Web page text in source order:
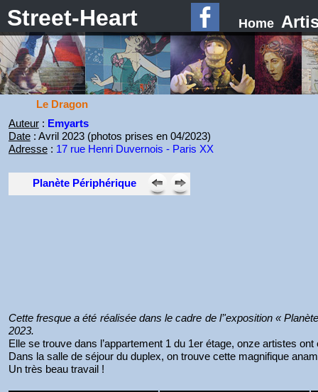
Street-Heart Home
Le Dragon
Auteur: Emyarts
Date: Avril 2023 (photos prises en 04/2023)
Adresse: 17 rue Henri Duvernois - Paris XX
Planète Périphérique
Cette fresque a été réalisée dans le cadre de l’'exposition «
2023.
Elle se trouve dans l’appartement 1 du 1er étage, onze artistes
Dans la salle de séjour du duplex, on trouve cette magnifique
Un très beau travail !